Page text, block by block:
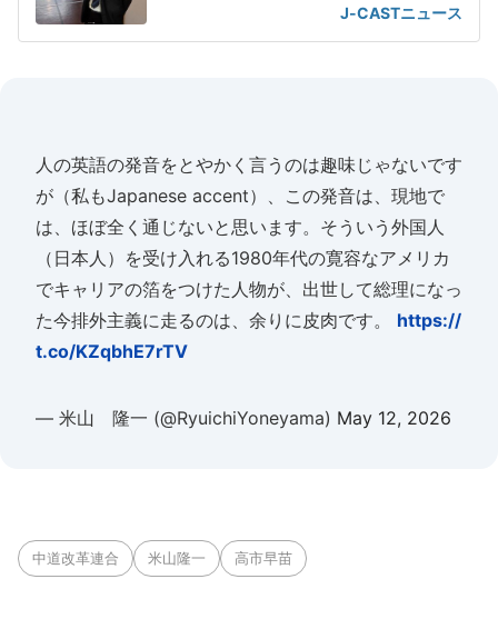
J-CASTニュース
人の英語の発音をとやかく言うのは趣味じゃないです
が（私もJapanese accent）、この発音は、現地で
は、ほぼ全く通じないと思います。そういう外国人
（日本人）を受け入れる1980年代の寛容なアメリカ
でキャリアの箔をつけた人物が、出世して総理になっ
た今排外主義に走るのは、余りに皮肉です。 https://
t.co/KZqbhE7rTV
— 米山 隆一 (@RyuichiYoneyama) May 12, 2026
中道改革連合 米山隆一 高市早苗